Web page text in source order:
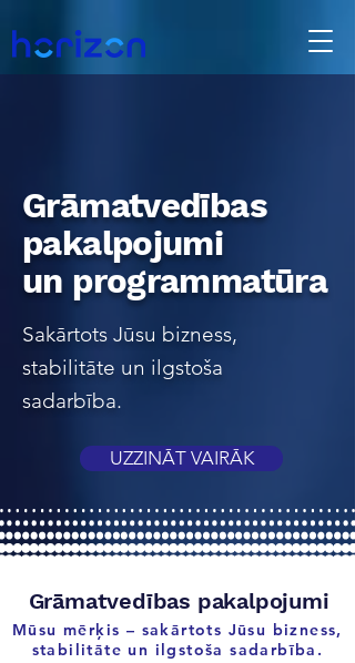
Grāmatvedības
pakalpojumi
un programmatūra
Sakārtots Jūsu bizness,
stabilitāte un ilgstoša
sadarbība.
UZZINĀT VAIRĀK
Grāmatvedības pakalpojumi
Mūsu mērķis – sakārtots Jūsu bizness,
stabilitāte un ilgstoša sadarbība.